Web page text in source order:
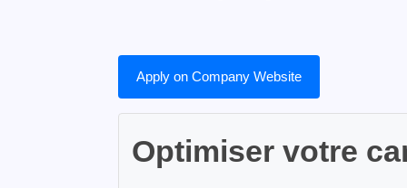
Apply on Company Website
Optimiser votre